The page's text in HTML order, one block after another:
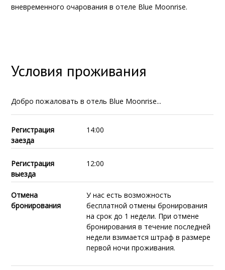
вневременного очарования в отеле Blue Moonrise.
Условия проживания
Добро пожаловать в отель Blue Moonrise...
Регистрация
заезда
14:00
Регистрация
выезда
12:00
Отмена
бронирования
У нас есть возможность
бесплатной отмены бронирования
на срок до 1 недели. При отмене
бронирования в течение последней
недели взимается штраф в размере
первой ночи проживания.